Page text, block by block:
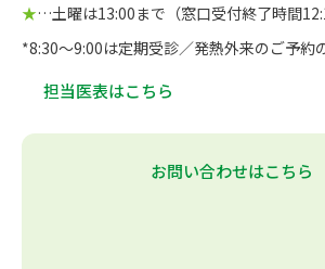
★…土曜は13:00まで（窓口受付終了時間
*8:30～9:00は定期受診／発熱外来のご予約
担当医表はこちら
お問い合わせはこちら